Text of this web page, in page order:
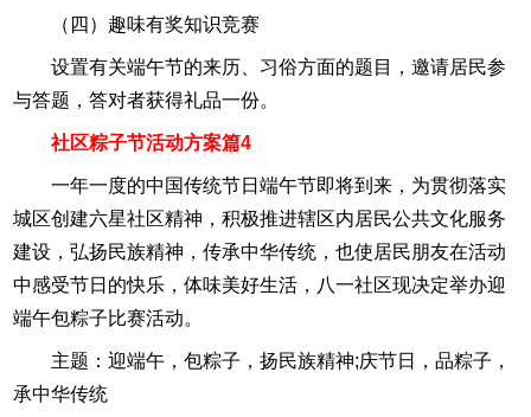
（四）趣味有奖知识竞赛
设置有关端午节的来历、习俗方面的题目，邀请居民参
与答题，答对者获得礼品一份。
社区粽子节活动方案篇4
一年一度的中国传统节日端午节即将到来，为贯彻落实
城区创建六星社区精神，积极推进辖区内居民公共文化服务
建设，弘扬民族精神，传承中华传统，也使居民朋友在活动
中感受节日的快乐，体味美好生活，八一社区现决定举办迎
端午包粽子比赛活动。
主题：迎端午，包粽子，扬民族精神;庆节日，品粽子，
承中华传统